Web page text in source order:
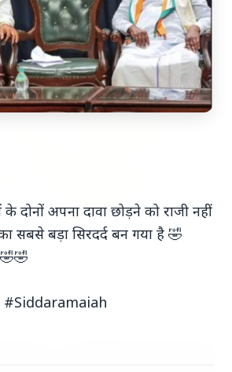
पेट इंतजार कर रहा था
दोनों अपना दावा छोड़ने को राजी नहीं
सबसे बड़ा सिरदर्द बन गया है 🤣